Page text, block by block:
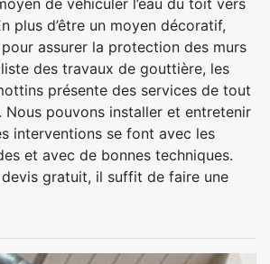
de véhiculer l’eau du toit vers
plus d’être un moyen décoratif,
pour assurer la protection des murs
des travaux de gouttière, les
présente des services de tout
pouvons installer et entretenir
interventions se font avec les
et avec de bonnes techniques.
gratuit, il suffit de faire une